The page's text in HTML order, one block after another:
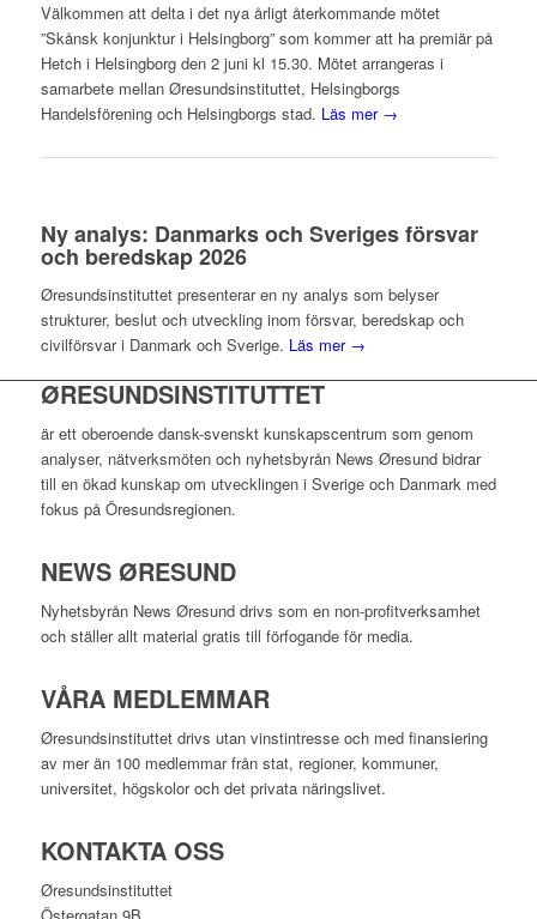
Välkommen att delta i det nya årligt återkommande mötet
”Skånsk konjunktur i Helsingborg” som kommer att ha premiär på
Hetch i Helsingborg den 2 juni kl 15.30. Mötet arrangeras i
samarbete mellan Øresundsinstituttet, Helsingborgs
Handelsförening och Helsingborgs stad. Läs mer →
Ny analys: Danmarks och Sveriges försvar
och beredskap 2026
Øresundsinstituttet presenterar en ny analys som belyser
strukturer, beslut och utveckling inom försvar, beredskap och
civilförsvar i Danmark och Sverige. Läs mer →
ØRESUNDSINSTITUTTET
är ett oberoende dansk-svenskt kunskapscentrum som genom
analyser, nätverksmöten och nyhetsbyrån News Øresund bidrar
till en ökad kunskap om utvecklingen i Sverige och Danmark med
fokus på Öresundsregionen.
NEWS ØRESUND
Nyhetsbyrån News Øresund drivs som en non-profitverksamhet
och ställer allt material gratis till förfogande för media.
VÅRA MEDLEMMAR
Øresundsinstituttet drivs utan vinst­intresse och med finansiering
av mer än 100 medlemmar från stat, regioner, kommuner,
universitet, högskolor och det privata näringslivet.
KONTAKTA OSS
Øresundsinstituttet